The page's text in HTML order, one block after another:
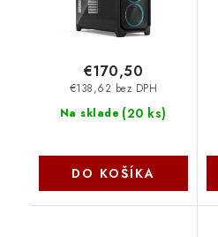
Na sklade (20 ks)
€138,62 bez DPH
€170,50
DO KOŠÍKA